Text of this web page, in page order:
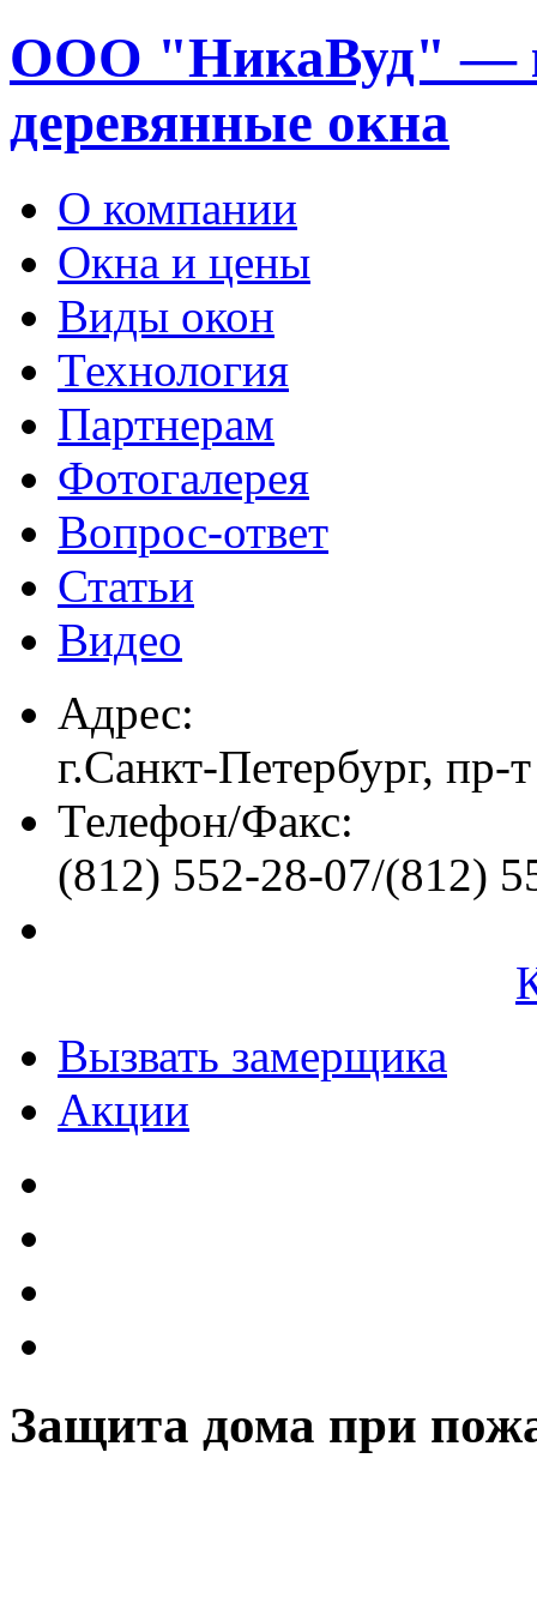
ООО "НикаВуд" —
деревянные окна
О компании
Окна и цены
Виды окон
Технология
Партнерам
Фотогалерея
Вопрос-ответ
Статьи
Видео
Адрес:
г.Санкт-Петербург, пр-
Телефон/Факс:
(812) 552-28-07/(812)
Вызвать замерщика
Акции
Защита дома при